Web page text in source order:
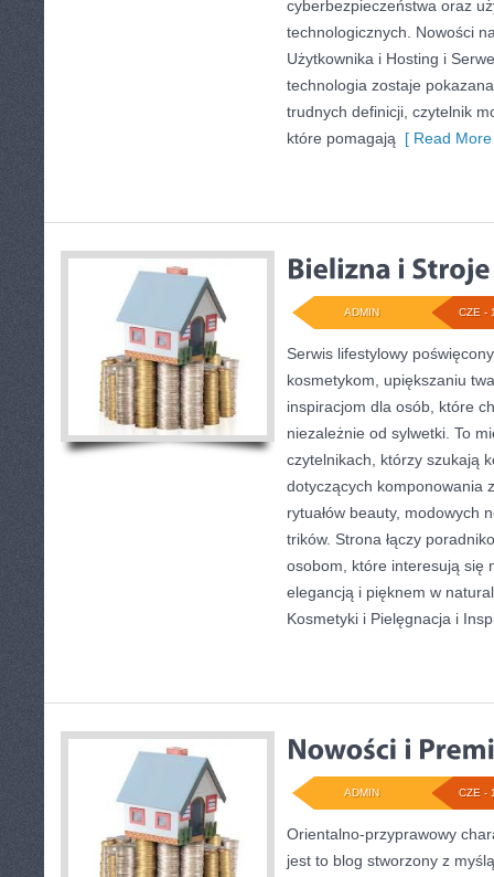
cyberbezpieczeństwa oraz
technologicznych. Nowości
Użytkownika i Hosting i
technologia zostaje
trudnych definicji, czytelnik
które pomagają [ Read
CZE -
ADMIN
Serwis lifestylowy
kosmetykom, upiększaniu
inspiracjom dla osób, które
niezależnie od sylwetki. To
czytelnikach, którzy szukają
dotyczących komponowania
rytuałów beauty, modowych
trików. Strona łączy
osobom, które interesują się
elegancją i pięknem w
Kosmetyki i Pielęgnacja i
CZE -
ADMIN
Orientalno-przyprawowy
jest to blog stworzony z